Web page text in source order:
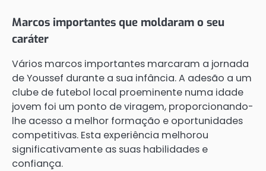
Marcos importantes que moldaram o seu
caráter
Vários marcos importantes marcaram a jornada
de Youssef durante a sua infância. A adesão a um
clube de futebol local proeminente numa idade
jovem foi um ponto de viragem, proporcionando-
lhe acesso a melhor formação e oportunidades
competitivas. Esta experiência melhorou
significativamente as suas habilidades e
confiança.